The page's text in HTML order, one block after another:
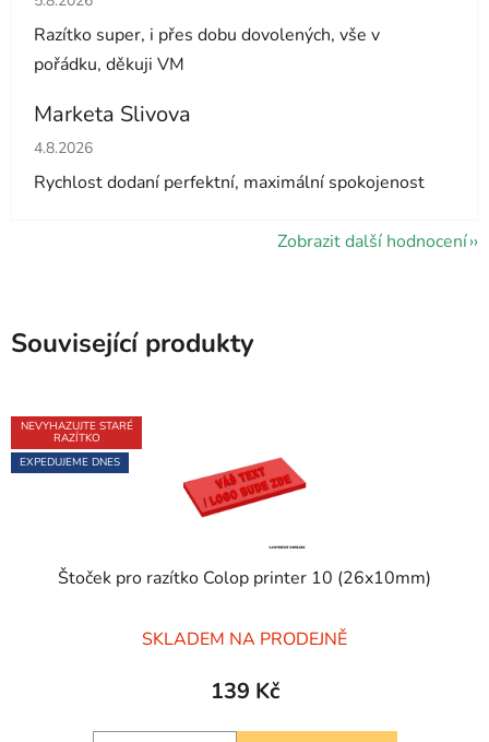
Razítko super, i přes dobu dovolených, vše v
pořádku, děkuji VM
Marketa Slivova
Hodnocení obchodu je 5 z 5 hvězdiček.
4.8.2026
Rychlost dodaní perfektní, maximální spokojenost
Zobrazit další hodnocení
Související produkty
NEVYHAZUJTE STARÉ
RAZÍTKO
EXPEDUJEME DNES
Štoček pro razítko Colop printer 10 (26x10mm)
hodnocení
produktu
SKLADEM NA PRODEJNĚ
139 Kč